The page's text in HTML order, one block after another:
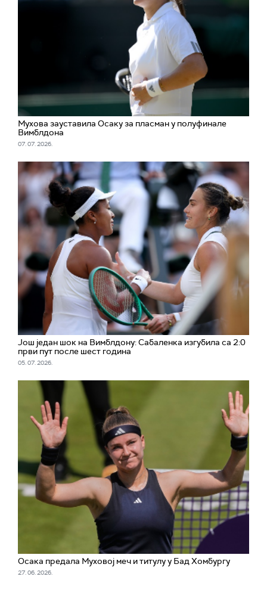
Мухова зауставила Осаку за пласман у полуфинале
Вимблдона
07. 07. 2026.
Још један шок на Вимблдону: Сабаленка изгубила са 2:0
први пут после шест година
05. 07. 2026.
Осака предала Муховој меч и титулу у Бад Хомбургу
27. 06. 2026.